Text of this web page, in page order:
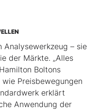
Analysewerkzeug – sie
der Märkte. „Alles
Boltons
Preisbewegungen
erklärt
Anwendung der